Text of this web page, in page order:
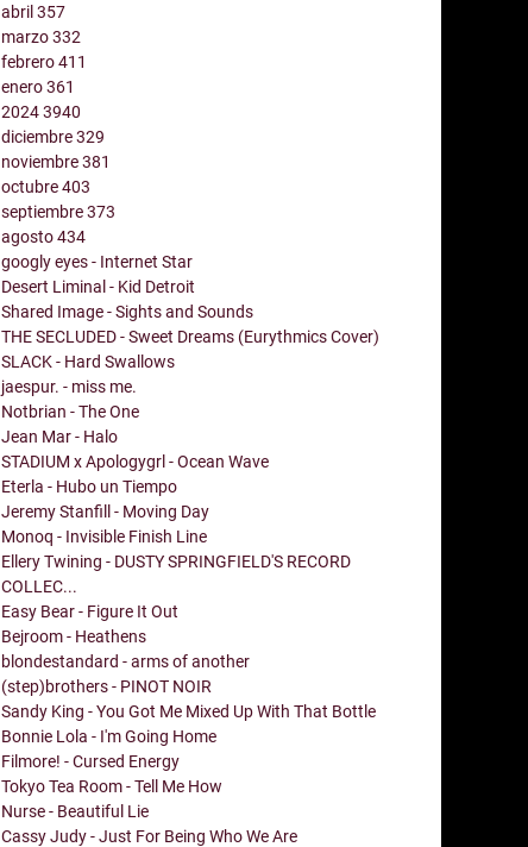
abril357
marzo332
febrero411
enero361
20243940
diciembre329
noviembre381
octubre403
septiembre373
agosto434
googly eyes - Internet Star
Desert Liminal - Kid Detroit
Shared Image - Sights and Sounds
THE SECLUDED - Sweet Dreams (Eurythmics Cover)
SLACK - Hard Swallows
jaespur. - miss me.
Notbrian - The One
Jean Mar - Halo
STADIUM x Apologygrl - Ocean Wave
Eterla - Hubo un Tiempo
Jeremy Stanfill - Moving Day
Monoq - Invisible Finish Line
Ellery Twining - DUSTY SPRINGFIELD'S RECORD
COLLEC...
Easy Bear - Figure It Out
Bejroom - Heathens
blondestandard - arms of another
(step)brothers - PINOT NOIR
Sandy King - You Got Me Mixed Up With That Bottle
Bonnie Lola - I'm Going Home
Filmore! - Cursed Energy
Tokyo Tea Room - Tell Me How
Nurse - Beautiful Lie
Cassy Judy - Just For Being Who We Are